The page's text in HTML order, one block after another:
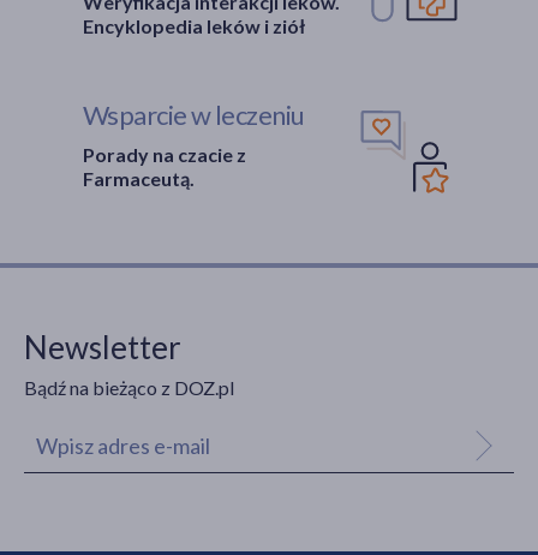
Encyklopedia leków i ziół
Wsparcie w leczeniu
Porady na czacie z
Farmaceutą.
Newsletter
Bądź na bieżąco z DOZ.pl